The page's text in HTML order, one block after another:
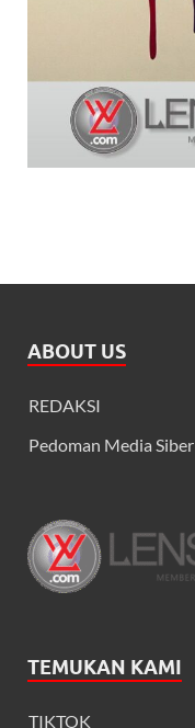
ABOUT US
REDAKSI
Pedoman Media Siber
TEMUKAN KAMI
TIKTOK